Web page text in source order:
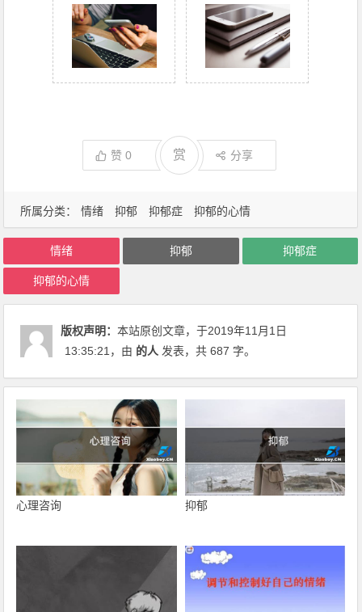
所属分类： 情绪 抑郁 抑郁症 抑郁的心情
赞0 赏 分享
情绪 抑郁 抑郁症
抑郁的心情
版权声明：本站原创文章，于2019年11月1日
13:35:21 ，由 的人 发表，共 687 字。
心理咨询 抑郁